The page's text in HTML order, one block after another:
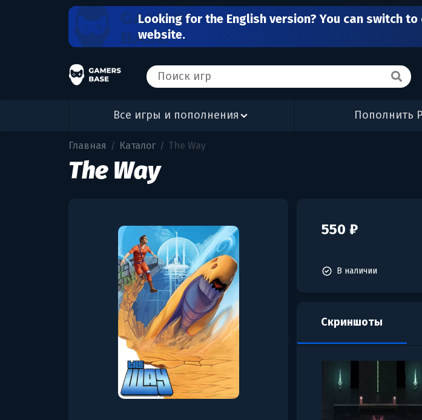
Looking for the English version? You can switch
website.
Все игры и пополнения Пополнить
Главная / Каталог / The Way
The Way
550 ₽
В наличии
Скриншоты